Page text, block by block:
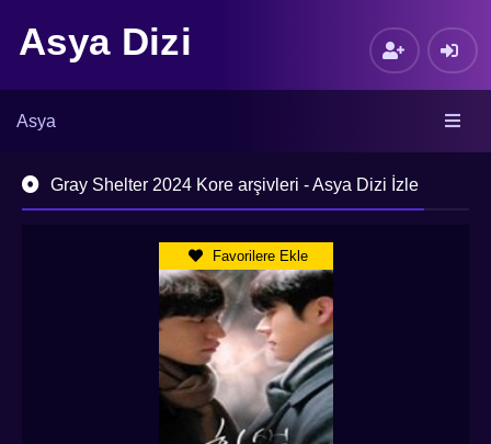
Asya Dizi
Asya
Gray Shelter 2024 Kore arşivleri - Asya Dizi İzle
Favorilere Ekle